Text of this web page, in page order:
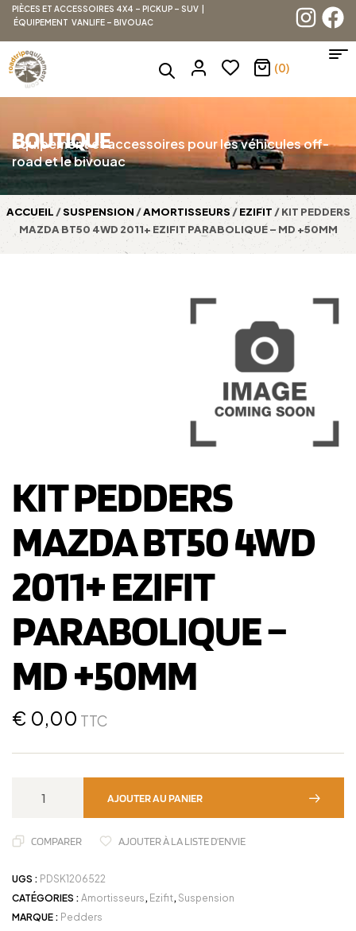
PIÈCES ET ACCESSOIRES 4X4 – PICKUP – SUV |
ÉQUIPEMENT VANLIFE – BIVOUAC
(0)
BOUTIQUE
Équipement et accessoires pour les véhicules off-
road et le bivouac
ACCUEIL /SUSPENSION /AMORTISSEURS/EZIFIT / KIT PEDDERS
MAZDA BT50 4WD 2011+ EZIFIT PARABOLIQUE – MD +50MM
KIT PEDDERS
MAZDA BT50 4WD
2011+ EZIFIT
PARABOLIQUE –
MD +50MM
€ 0,00 TTC
AJOUTER AU PANIER
COMPARER AJOUTER À LA LISTE D'ENVIE
UGS : PDSK1206522
CATÉGORIES : Amortisseurs, Ezifit, Suspension
MARQUE : Pedders